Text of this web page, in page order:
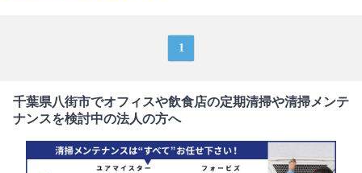
1
千葉県八街市でオフィスや飲食店の定期清掃や清掃メンテ
ナンスを検討中の法人の方へ